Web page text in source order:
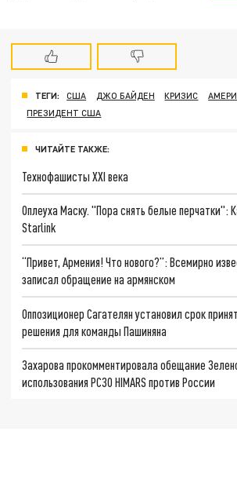
ТЕГИ: США ДЖО БАЙДЕН КРИЗИС
ПРЕЗИДЕНТ США
ЧИТАЙТЕ ТАКЖЕ:
Технофашисты XXI века
Оплеуха Маску. "Пора снять белые перчатки":
Starlink
“Привет, Армения! Что нового?”: Всемирно
записал обращение на армянском
Оппозиционер Сагателян установил срок
решения для команды Пашиняна
Захарова прокомментировала обещание
использования РСЗО HIMARS против России